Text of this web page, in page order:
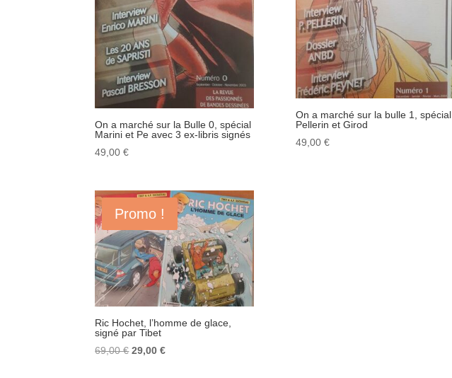
On a marché sur la Bulle 0, spécial
Marini et Pe avec 3 ex-libris signés
49,00€
On a marché sur la bulle 1, spécial
Pellerin et Girod
49,00 €
Promo !
Ric Hochet, l’homme de glace,
signé par Tibet
69,00€ Le
29,00€Le